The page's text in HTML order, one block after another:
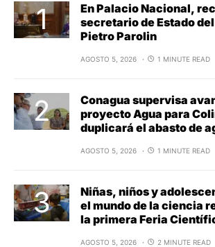
En Palacio Nacional,
secretario de Estado
Pietro Parolin
AGOSTO 5, 2026 1 MINUTE READ
Conagua supervisa
proyecto Agua para
duplicará el abasto de
AGOSTO 5, 2026 1 MINUTE READ
Niñas, niños y
el mundo de la ciencia
la primera Feria
AGOSTO 5, 2026 2 MINUTE READ